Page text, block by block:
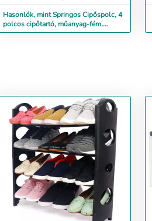
Hasonlók, mint Springos Cipőspolc, 4
polcos cipőtartó, műanyag-fém,
szürke